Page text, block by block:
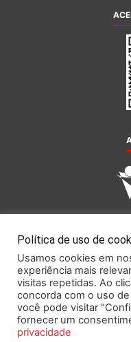
2026 SINAL – Sindicato
Todos
Política de uso de
Usamos cookies em
experiência mais
visitas repetidas. Ao
concorda com o uso
você pode visitar
fornecer um
privacidade